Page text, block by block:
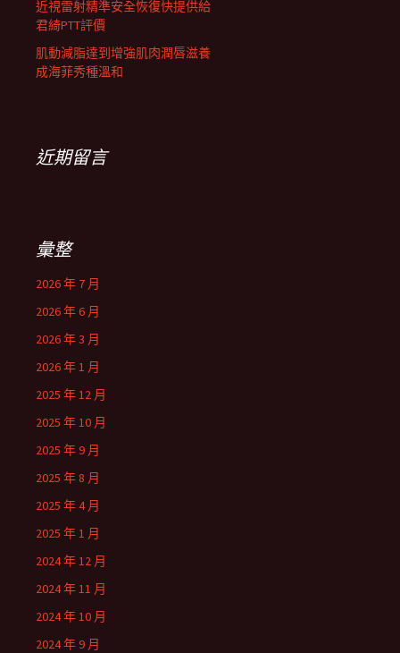
近視雷射精準安全恢復快提供給
君綺PTT評價
肌動減脂達到增強肌肉潤唇滋養
成海菲秀種溫和
近期留言
彙整
2026 年 7 月
2026 年 6 月
2026 年 3 月
2026 年 1 月
2025 年 12 月
2025 年 10 月
2025 年 9 月
2025 年 8 月
2025 年 4 月
2025 年 1 月
2024 年 12 月
2024 年 11 月
2024 年 10 月
2024 年 9 月